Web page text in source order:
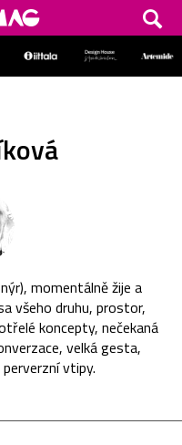
momentálně žije a
všeho druhu, prostor,
koncepty, nečekaná
velká gesta,
perverzní vtipy.